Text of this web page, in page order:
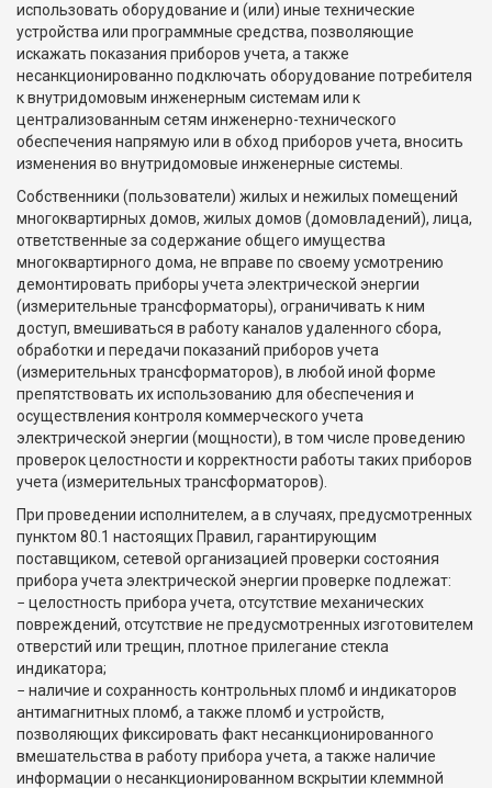
использовать оборудование и (или) иные технические
устройства или программные средства, позволяющие
искажать показания приборов учета, а также
несанкционированно подключать оборудование потребителя
к внутридомовым инженерным системам или к
централизованным сетям инженерно-технического
обеспечения напрямую или в обход приборов учета, вносить
изменения во внутридомовые инженерные системы.
Собственники (пользователи) жилых и нежилых помещений
многоквартирных домов, жилых домов (домовладений), лица,
ответственные за содержание общего имущества
многоквартирного дома, не вправе по своему усмотрению
демонтировать приборы учета электрической энергии
(измерительные трансформаторы), ограничивать к ним
доступ, вмешиваться в работу каналов удаленного сбора,
обработки и передачи показаний приборов учета
(измерительных трансформаторов), в любой иной форме
препятствовать их использованию для обеспечения и
осуществления контроля коммерческого учета
электрической энергии (мощности), в том числе проведению
проверок целостности и корректности работы таких приборов
учета (измерительных трансформаторов).
При проведении исполнителем, а в случаях, предусмотренных
пунктом 80.1 настоящих Правил, гарантирующим
поставщиком, сетевой организацией проверки состояния
прибора учета электрической энергии проверке подлежат:
− целостность прибора учета, отсутствие механических
повреждений, отсутствие не предусмотренных изготовителем
отверстий или трещин, плотное прилегание стекла
индикатора;
− наличие и сохранность контрольных пломб и индикаторов
антимагнитных пломб, а также пломб и устройств,
позволяющих фиксировать факт несанкционированного
вмешательства в работу прибора учета, а также наличие
информации о несанкционированном вскрытии клеммной